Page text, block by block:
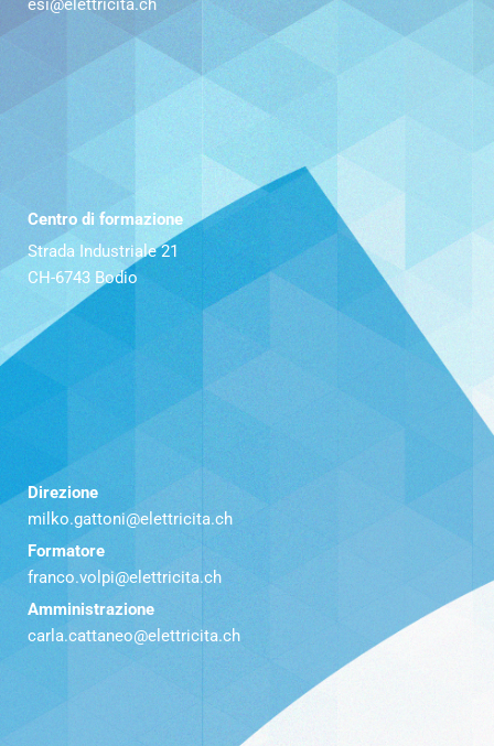
esi@elettricita.ch
Centro di formazione
Strada Industriale 21
CH-6743 Bodio
Direzione
milko.gattoni@elettricita.ch
Formatore
franco.volpi@elettricita.ch
Amministrazione
carla.cattaneo@elettricita.ch